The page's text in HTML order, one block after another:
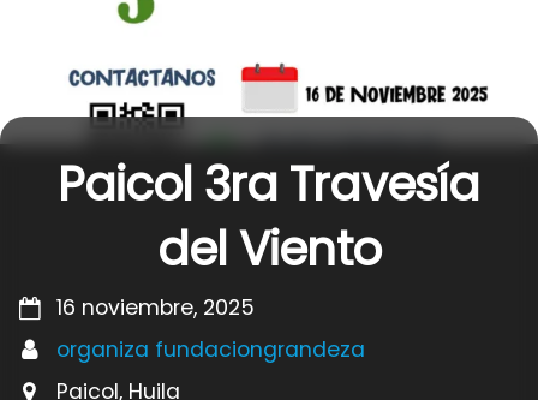
Paicol 3ra Travesía
del Viento
16 noviembre, 2025
organiza fundaciongrandeza
Paicol, Huila